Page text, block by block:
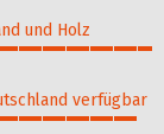
und Holz
verfügbar